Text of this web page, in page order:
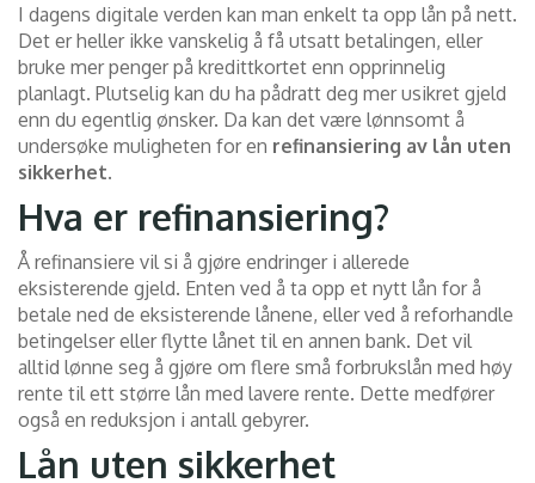
I dagens digitale verden kan man enkelt ta opp lån på nett.
Det er heller ikke vanskelig å få utsatt betalingen, eller
bruke mer penger på kredittkortet enn opprinnelig
planlagt. Plutselig kan du ha pådratt deg mer usikret gjeld
enn du egentlig ønsker. Da kan det være lønnsomt å
undersøke muligheten for en refinansiering av lån uten
sikkerhet.
Hva er refinansiering?
Å refinansiere vil si å gjøre endringer i allerede
eksisterende gjeld. Enten ved å ta opp et nytt lån for å
betale ned de eksisterende lånene, eller ved å reforhandle
betingelser eller flytte lånet til en annen bank. Det vil
alltid lønne seg å gjøre om flere små forbrukslån med høy
rente til ett større lån med lavere rente. Dette medfører
også en reduksjon i antall gebyrer.
Lån uten sikkerhet